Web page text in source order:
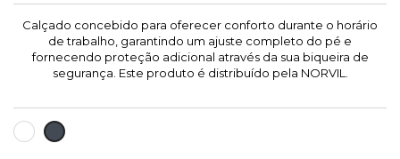
Calçado concebido para oferecer conforto durante o horário
de trabalho, garantindo um ajuste completo do pé e
fornecendo proteção adicional através da sua biqueira de
segurança. Este produto é distribuído pela NORVIL.
BRANCO
PRETO